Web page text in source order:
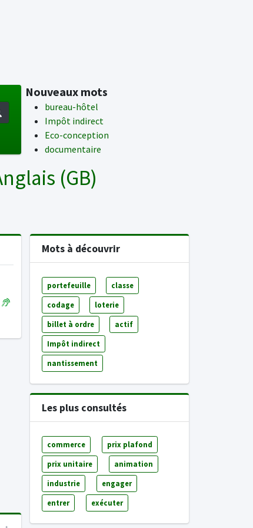
Nouveaux mots
bureau-hôtel
Impôt indirect
Eco-conception
documentaire
(GB)
Mots à découvrir
portefeuille classe
codage loterie
billet à ordre actif
Impôt indirect
nantissement
Les plus consultés
commerce prix plafond
prix unitaire animation
industrie engager
entrer exécuter